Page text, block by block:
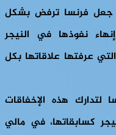
جعل فرنسا ترفض بشكل
نفوذها في النيجر
عرفتها علاقاتها بكل
هذه الإخفاقات
كسابقاتها، في مالي